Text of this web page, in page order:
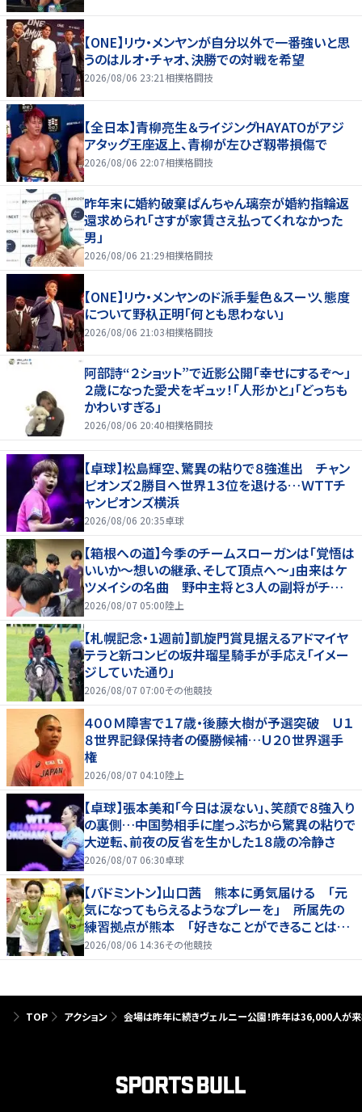
【ONE】リウ・メンヤンが自分以外で一番強いと思
うのはルオ・チャオ、決勝での対戦を希望
2026/08/06 23:21 相撲格闘技
【全日本】青柳亮生＆ライジングHAYATOがアジ
アタッグ王座返上、青柳が左ひざ靱帯損傷で
2026/08/06 22:07相撲格闘技
昨年末に婚約破棄ぱんちゃん璃奈が婚約指輪返
還求められ「さすが家賃さえ払ってくれなかった
男」
2026/08/06 21:29相撲格闘技
【ONE】リウ・メンヤンのド派手髪色＆スーツ、態度
について野杁正明「何とも思わない」
2026/08/06 21:03相撲格闘技
阿部詩“２ショット”で近影公開「幸せにするぞ〜」
２歳になった愛犬をギュッ！「人形かと」「どっちも
かわいすぎる」
2026/08/06 20:40相撲格闘技
【卓球】松島輝空、驚異の粘りで８強進出 チャン
ピオンズ２勝目へ世界１３位を退ける…ＷＴＴチ
ャンピオンズ横浜
2026/08/06 20:35卓球
【箱根への道】今季のチームスローガンは「覚悟は
いいか～想いの継承、そして頂点へ～」由来はケ
ツメイシの名曲 野中主将と３人の副将がチーム
を引っ張る…夏合宿特集第１弾、国学院大
2026/08/07 05:00陸上
【札幌記念・１週前】凱旋門賞見据えるアドマイヤ
テラと新コンビの坂井瑠星騎手が手応え「イメー
ジしていた通り」
2026/08/07 07:00その他競技
４００Ｍ障害で１７歳・後藤大樹が予選突破 Ｕ１
８世界記録保持者の優勝候補…Ｕ２０世界選手
権
2026/08/07 04:10陸上
【卓球】張本美和「今日は涙ない」、笑顔で８強入り
の裏側…中国勢相手に崖っぷちから驚異の粘りで
大逆転、前夜の反省を生かした１８歳の冷静さ
2026/08/07 06:30卓球
【バドミントン】山口茜 熊本に勇気届ける 「元
気になってもらえるようなプレーを」 所属先の
練習拠点が熊本 「好きなことができることは当
たり前じゃない」
2026/08/06 14:36その他競技
TOP アクション 会場は昨年に続きヴェルニー公園！昨年は36,000人が